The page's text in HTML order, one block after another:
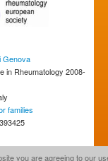
Genova
in Rheumatology 2008-
families
you are agreeing to our